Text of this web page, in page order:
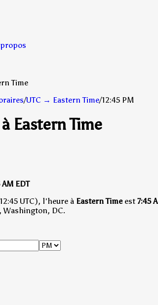
Time
/UTC → Eastern Time/12:45 PM
Eastern Time
AM EDT
UTC), l'heure à Eastern Timeest 7:45
Washington, DC.